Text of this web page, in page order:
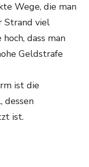
Wege, die man
Strand viel
dass man
Geldstrafe
ist die
dessen
ist.